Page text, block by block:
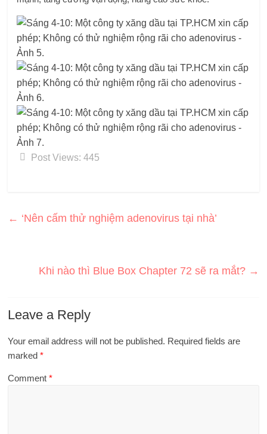
Post Views: 445
← ‘Nên cấm thử nghiệm adenovirus tại nhà’
Khi nào thì Blue Box Chapter 72 sẽ ra mắt? →
Leave a Reply
Your email address will not be published. Required fields are
marked*
Comment*